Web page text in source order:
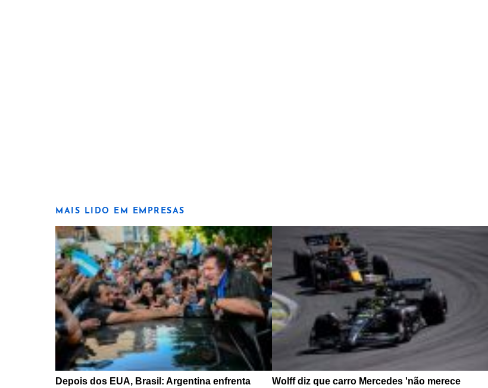
MAIS LIDO EM EMPRESAS
Depois dos EUA, Brasil: Argentina enfrenta
Wolff diz que carro Mercedes 'não merece